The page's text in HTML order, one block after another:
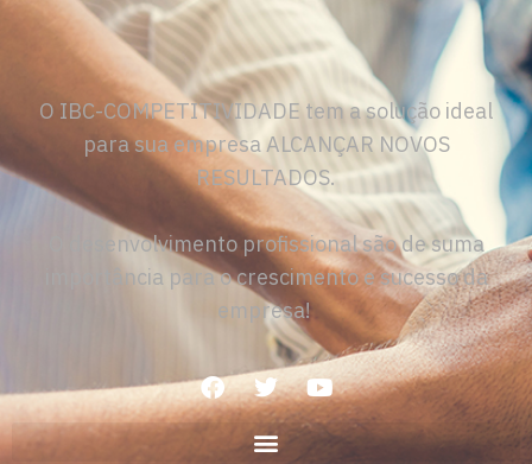
O IBC-COMPETITIVIDADE tem a solução ideal
para sua empresa ALCANÇAR NOVOS
RESULTADOS.
O desenvolvimento profissional são de suma
importância para o crescimento e sucesso da
empresa!